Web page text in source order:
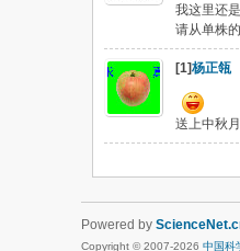
我这里还
请从单株
[1]杨正瓴
送上中秋月
Powered by
Copyright © 2007-2026 中国科